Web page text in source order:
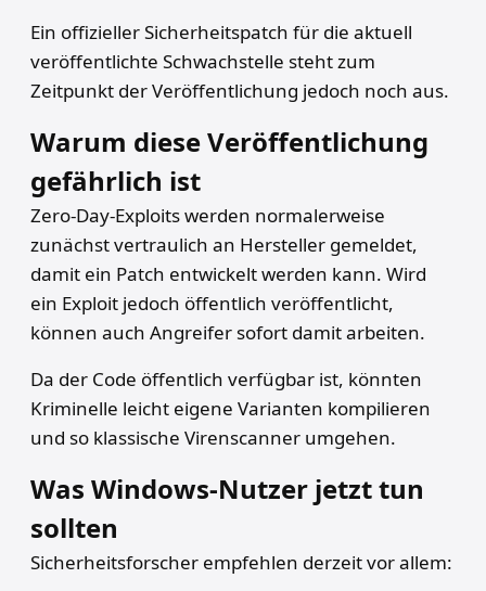
Ein offizieller Sicherheitspatch für die aktuell
veröffentlichte Schwachstelle steht zum
Zeitpunkt der Veröffentlichung jedoch noch aus.
Warum diese Veröffentlichung
gefährlich ist
Zero-Day-Exploits werden normalerweise
zunächst vertraulich an Hersteller gemeldet,
damit ein Patch entwickelt werden kann. Wird
ein Exploit jedoch öffentlich veröffentlicht,
können auch Angreifer sofort damit arbeiten.
Da der Code öffentlich verfügbar ist, könnten
Kriminelle leicht eigene Varianten kompilieren
und so klassische Virenscanner umgehen.
Was Windows-Nutzer jetzt tun
sollten
Sicherheitsforscher empfehlen derzeit vor allem: